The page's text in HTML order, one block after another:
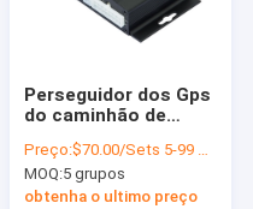
Perseguidor dos Gps
do caminhão de
Sim Gps Car Tracking
Device da frota com
o cartão de 64GB SD
Preço:$70.00/Sets 5-99 Sets
MOQ:5 grupos
obtenha o ultimo preço